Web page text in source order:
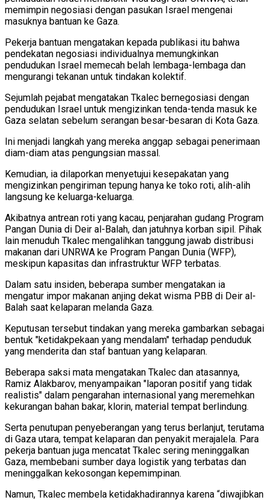
memimpin negosiasi dengan pasukan Israel mengenai
masuknya bantuan ke Gaza.
Pekerja bantuan mengatakan kepada publikasi itu bahwa
pendekatan negosiasi individualnya memungkinkan
pendudukan Israel memecah belah lembaga-lembaga dan
mengurangi tekanan untuk tindakan kolektif.
Sejumlah pejabat mengatakan Tkalec bernegosiasi dengan
pendudukan Israel untuk mengizinkan tenda-tenda masuk ke
Gaza selatan sebelum serangan besar-besaran di Kota Gaza.
Ini menjadi langkah yang mereka anggap sebagai penerimaan
diam-diam atas pengungsian massal.
Kemudian, ia dilaporkan menyetujui kesepakatan yang
mengizinkan pengiriman tepung hanya ke toko roti, alih-alih
langsung ke keluarga-keluarga.
Akibatnya antrean roti yang kacau, penjarahan gudang Program
Pangan Dunia di Deir al-Balah, dan jatuhnya korban sipil. Pihak
lain menuduh Tkalec mengalihkan tanggung jawab distribusi
makanan dari UNRWA ke Program Pangan Dunia (WFP),
meskipun kapasitas dan infrastruktur WFP terbatas.
Dalam satu insiden, beberapa sumber mengatakan ia
mengatur impor makanan anjing dekat wisma PBB di Deir al-
Balah saat kelaparan melanda Gaza.
Keputusan tersebut tindakan yang mereka gambarkan sebagai
bentuk "ketidakpekaan yang mendalam" terhadap penduduk
yang menderita dan staf bantuan yang kelaparan.
Beberapa saksi mata mengatakan Tkalec dan atasannya,
Ramiz Alakbarov, menyampaikan "laporan positif yang tidak
realistis" dalam pengarahan internasional yang meremehkan
kekurangan bahan bakar, klorin, material tempat berlindung.
Serta penutupan penyeberangan yang terus berlanjut, terutama
di Gaza utara, tempat kelaparan dan penyakit merajalela. Para
pekerja bantuan juga mencatat Tkalec sering meninggalkan
Gaza, membebani sumber daya logistik yang terbatas dan
meninggalkan kekosongan kepemimpinan.
Namun, Tkalec membela ketidakhadirannya karena “diwajibkan